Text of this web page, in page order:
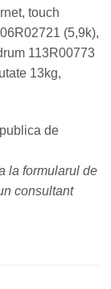
touch
(5,9k),
113R00773
13kg,
de
la formularul de
consultant